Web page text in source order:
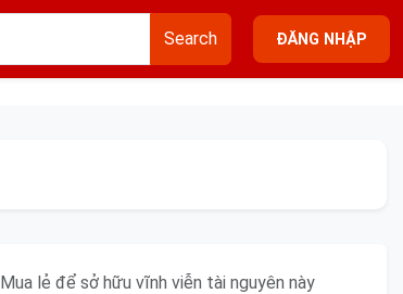
Search ĐĂNG NHẬP
Mua lẻ để sở hữu vĩnh viễn tài nguyên này